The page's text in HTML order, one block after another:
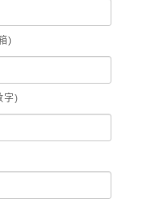
)
字)